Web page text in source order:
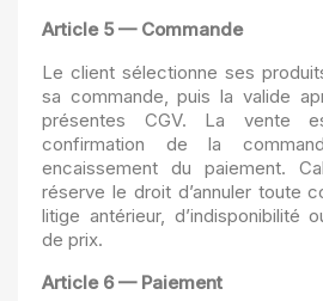
Article 5 — Commande
Le client sélectionne ses
sa commande, puis la valide
présentes CGV. La vente
confirmation de la
encaissement du paiement.
réserve le droit d’annuler toute
litige antérieur, d’indisponibilité
de prix.
Article 6 — Paiement